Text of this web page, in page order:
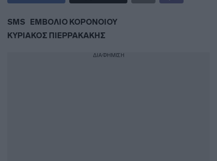
SMS
ΕΜΒΟΛΙΟ ΚΟΡΟΝΟΙΟΥ
ΚΥΡΙΑΚΟΣ ΠΙΕΡΡΑΚΑΚΗΣ
ΔΙΑΦΗΜΙΣΗ